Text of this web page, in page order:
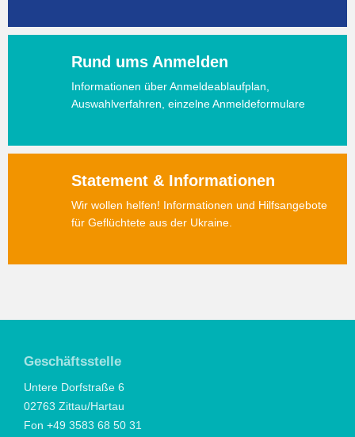
Rund ums Anmelden
Informationen über Anmeldeablaufplan,
Auswahlverfahren, einzelne Anmeldeformulare
Statement & Informationen
Wir wollen helfen! Informationen und Hilfsangebote
für Geflüchtete aus der Ukraine.
Geschäftsstelle
Untere Dorfstraße 6
02763 Zittau/Hartau
Fon +49 3583 68 50 31